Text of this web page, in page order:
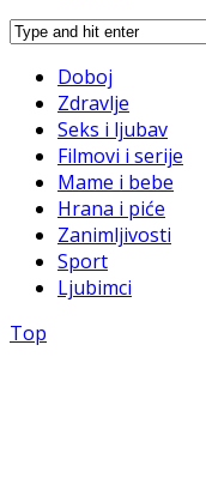
Doboj
Zdravlje
Seks i ljubav
Filmovi i serije
Mame i bebe
Hrana i piće
Zanimljivosti
Sport
Ljubimci
Top